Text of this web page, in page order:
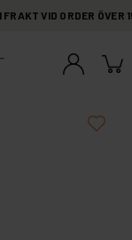
VID ORDER